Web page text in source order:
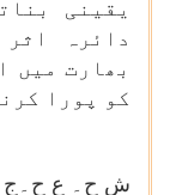
یقینی
دائرہ
بھارت میں
کو پورا
ش ح۔ ع ح۔ج